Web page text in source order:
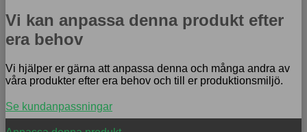
Vi kan anpassa denna produkt efter
era behov
Vi hjälper er gärna att anpassa denna och många andra av
våra produkter efter era behov och till er produktionsmiljö.
Se kundanpassningar